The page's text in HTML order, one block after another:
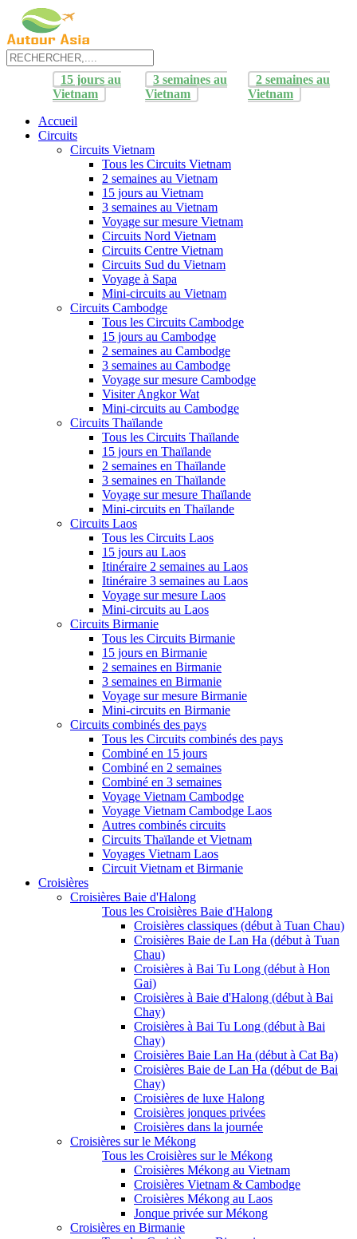
15 jours au
Vietnam
3 semaines au
Vietnam
2 semaines au
Vietnam
Accueil
Circuits
Circuits Vietnam
Tous les Circuits Vietnam
2 semaines au Vietnam
15 jours au Vietnam
3 semaines au Vietnam
Voyage sur mesure Vietnam
Circuits Nord Vietnam
Circuits Centre Vietnam
Circuits Sud du Vietnam
Voyage à Sapa
Mini-circuits au Vietnam
Circuits Cambodge
Tous les Circuits Cambodge
15 jours au Cambodge
2 semaines au Cambodge
3 semaines au Cambodge
Voyage sur mesure Cambodge
Visiter Angkor Wat
Mini-circuits au Cambodge
Circuits Thaïlande
Tous les Circuits Thaïlande
15 jours en Thaïlande
2 semaines en Thaïlande
3 semaines en Thaïlande
Voyage sur mesure Thaïlande
Mini-circuits en Thaïlande
Circuits Laos
Tous les Circuits Laos
15 jours au Laos
Itinéraire 2 semaines au Laos
Itinéraire 3 semaines au Laos
Voyage sur mesure Laos
Mini-circuits au Laos
Circuits Birmanie
Tous les Circuits Birmanie
15 jours en Birmanie
2 semaines en Birmanie
3 semaines en Birmanie
Voyage sur mesure Birmanie
Mini-circuits en Birmanie
Circuits combinés des pays
Tous les Circuits combinés des pays
Combiné en 15 jours
Combiné en 2 semaines
Combiné en 3 semaines
Voyage Vietnam Cambodge
Voyage Vietnam Cambodge Laos
Autres combinés circuits
Circuits Thaïlande et Vietnam
Voyages Vietnam Laos
Circuit Vietnam et Birmanie
Croisières
Croisières Baie d'Halong
Tous les Croisières Baie d'Halong
Croisières classiques (début à Tuan Chau)
Croisières Baie de Lan Ha (début à Tuan
Chau)
Croisières à Bai Tu Long (début à Hon
Gai)
Croisières à Baie d'Halong (début à Bai
Chay)
Croisières à Bai Tu Long (début à Bai
Chay)
Croisières Baie Lan Ha (début à Cat Ba)
Croisières Baie de Lan Ha (début de Bai
Chay)
Croisières de luxe Halong
Croisières jonques privées
Croisières dans la journée
Croisières sur le Mékong
Tous les Croisières sur le Mékong
Croisières Mékong au Vietnam
Croisières Vietnam & Cambodge
Croisières Mékong au Laos
Jonque privée sur Mékong
Croisières en Birmanie